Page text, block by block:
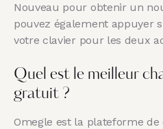
Nouveau pour obtenir un
pouvez également appuyer
votre clavier pour les deux
Quel est le meilleur
gratuit ?
Omegle est la plateforme de